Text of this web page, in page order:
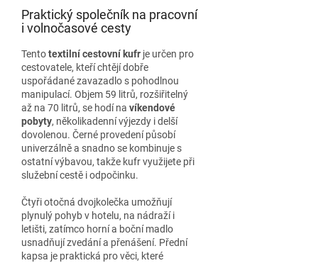
Praktický společník na pracovní
i volnočasové cesty
Tentotextilní cestovní kufr je určen pro
cestovatele, kteří chtějí dobře
uspořádané zavazadlo s pohodlnou
manipulací. Objem 59 litrů, rozšiřitelný
až na 70 litrů, se hodí na víkendové
pobyty, několikadenní výjezdy i delší
dovolenou. Černé provedení působí
univerzálně a snadno se kombinuje s
ostatní výbavou, takže kufr využijete při
služební cestě i odpočinku.
Čtyři otočná dvojkolečka umožňují
plynulý pohyb v hotelu, na nádraží i
letišti, zatímco horní a boční madlo
usnadňují zvedání a přenášení. Přední
kapsa je praktická pro věci, které